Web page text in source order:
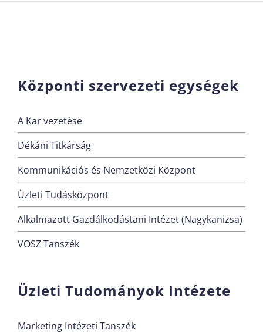
Központi szervezeti egységek
A Kar vezetése
Dékáni Titkárság
Kommunikációs és Nemzetközi Központ
Üzleti Tudásközpont
Alkalmazott Gazdálkodástani Intézet (Nagykanizsa)
VOSZ Tanszék
Üzleti Tudományok Intézete
Marketing Intézeti Tanszék